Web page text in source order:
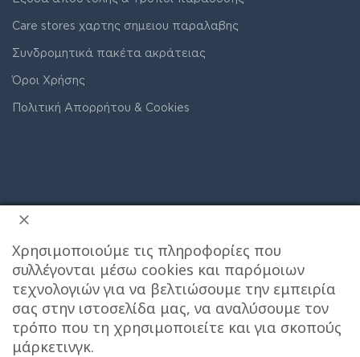
Care stores χαρτης σημειου παραλαβης
Συνδρομητικά πακέτα ακράτειας
Όροι Χρήσης
Πολιτική Απορρήτου & Cookies
ΔΙΕΥΘΥΝΣΗ ΚΑΤΑΣΤΗΜΑΤΟΣ
Χρησιμοποιούμε τις πληροφορίες που
συλλέγονται μέσω cookies και παρόμοιων
τεχνολογιών για να βελτιώσουμε την εμπειρία
σας στην ιστοσελίδα μας, να αναλύσουμε τον
τρόπο που τη χρησιμοποιείτε και για σκοπούς
μάρκετινγκ.